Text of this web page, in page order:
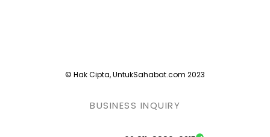
© Hak Cipta, UntukSahabat.com 2023
BUSINESS INQUIRY